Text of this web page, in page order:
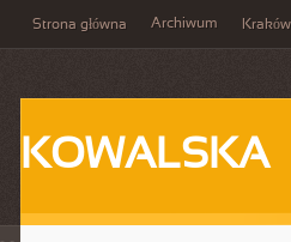
Strona główna Archiwum Kraków
KOWALSKA